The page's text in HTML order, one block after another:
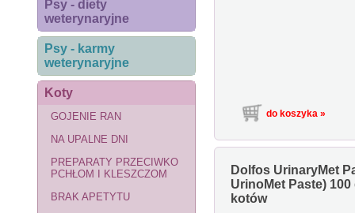
Psy - diety
weterynaryjne
Psy - karmy
weterynaryjne
Koty
GOJENIE RAN
NA UPALNE DNI
PREPARATY PRZECIWKO
PCHŁOM I KLESZCZOM
BRAK APETYTU
Dolfos UrinaryMet
UrinoMet Paste)
kotów